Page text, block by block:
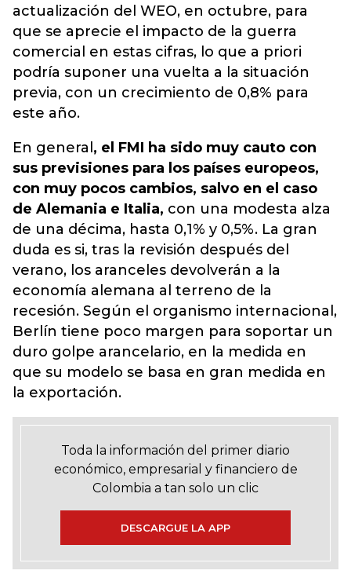
actualización del WEO, en octubre, para
que se aprecie el impacto de la guerra
comercial en estas cifras, lo que a priori
podría suponer una vuelta a la situación
previa, con un crecimiento de 0,8% para
este año.
En general , el FMI ha sido muy cauto con
sus previsiones para los países europeos,
con muy pocos cambios, salvo en el caso
de Alemania e Italia, con una modesta alza
de una décima, hasta 0,1% y 0,5%. La gran
duda es si, tras la revisión después del
verano, los aranceles devolverán a la
economía alemana al terreno de la
recesión. Según el organismo internacional,
Berlín tiene poco margen para soportar un
duro golpe arancelario, en la medida en
que su modelo se basa en gran medida en
la exportación.
Toda la información del primer diario
económico, empresarial y financiero de
Colombia a tan solo un clic
DESCARGUE LA APP